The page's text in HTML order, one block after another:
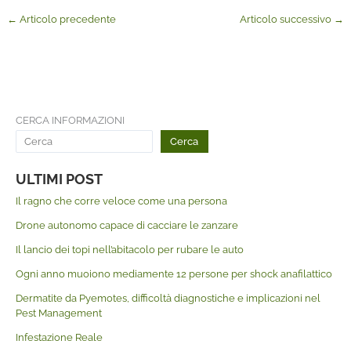
← Articolo precedente Articolo successivo →
CERCA INFORMAZIONI
Cerca
ULTIMI POST
Il ragno che corre veloce come una persona
Drone autonomo capace di cacciare le zanzare
Il lancio dei topi nell’abitacolo per rubare le auto
Ogni anno muoiono mediamente 12 persone per shock anafilattico
Dermatite da Pyemotes, difficoltà diagnostiche e implicazioni nel
Pest Management
Infestazione Reale